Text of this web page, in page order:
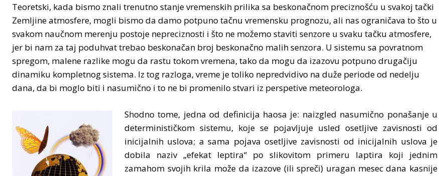
Teoretski, kada bismo znali trenutno stanje vremenskih prilika sa beskonačnom preciznošću u svakoj tački
Zemljine atmosfere, mogli bismo da damo potpuno tačnu vremensku prognozu, ali nas ograničava to što u
svakom naučnom merenju postoje nepreciznosti i što ne možemo staviti senzore u svaku tačku atmosfere,
jer bi nam za taj poduhvat trebao beskonačan broj beskonačno malih senzora. U sistemu sa povratnom
spregom, malene razlike mogu da rastu tokom vremena, tako da mogu da izazovu potpuno drugačiju
dinamiku kompletnog sistema. Iz tog razloga, vreme je toliko nepredvidivo na duže periode od nedelju
dana, da bi moglo biti i nasumično i to ne bi promenilo stvari iz perspetive meteorologa.
Shodno tome, jedna od definicija haosa je: naizgled nasumično ponašanje u
determinističkom sistemu, koje se pojavljuje usled osetljive zavisnosti od
inicijalnih uslova; a sama pojava osetljive zavisnosti od inicijalnih uslova je
dobila naziv „efekat leptira“ po slikovitom primeru laptira koji jednim
zamahom svojih krila može da izazove (ili spreči) uragan mesec dana kasnije